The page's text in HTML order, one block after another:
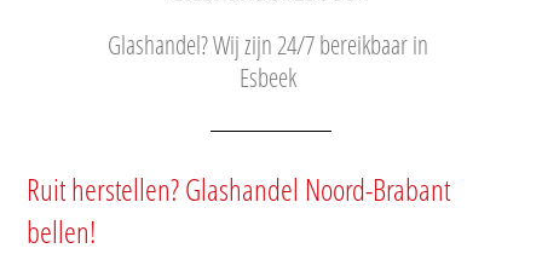
Glashandel? Wij zijn 24/7 bereikbaar in
Esbeek
Ruit herstellen? Glashandel Noord-Brabant
bellen!